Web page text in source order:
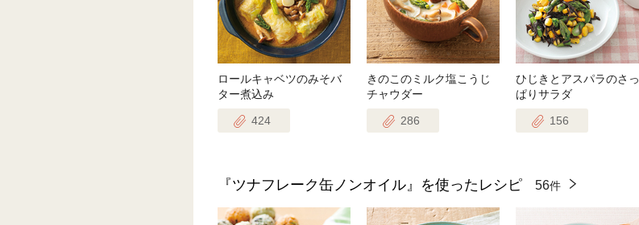
ロールキャベツのみそバ
ター煮込み
424
きのこのミルク塩こうじ
チャウダー
286
ひじきとアスパラのさっ
ぱりサラダ
156
『ツナフレーク缶ノンオイル』を使ったレシピ 56件